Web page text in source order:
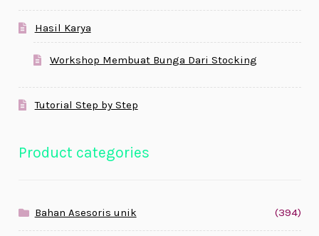
Hasil Karya
Workshop Membuat Bunga Dari Stocking
Tutorial Step by Step
Product categories
Bahan Asesoris unik (394)